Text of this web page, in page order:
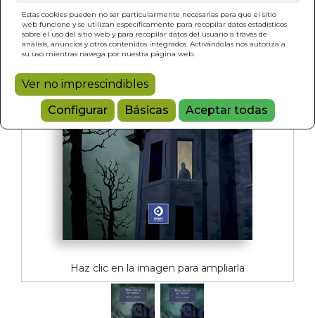
Estas cookies pueden no ser particularmente necesarias para que el sitio
web funcione y se utilizan específicamente para recopilar datos estadísticos
sobre el uso del sitio web y para recopilar datos del usuario a través de
análisis, anuncios y otros contenidos integrados. Activándolas nos autoriza a
su uso mientras navega por nuestra página web.
Ver no imprescindibles
Configurar
Básicas Aceptar todas
Haz clic en la imagen para ampliarla